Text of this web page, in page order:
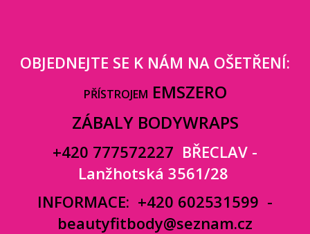
OBJEDNEJTE SE K NÁM NA OŠETŘENÍ:
PŘÍSTROJEM EMSZERO
ZÁBALY BODYWRAPS
+420 777572227 BŘECLAV -
Lanžhotská 3561/28
INFORMACE: +420 602531599 -
beautyfitbody@seznam.cz